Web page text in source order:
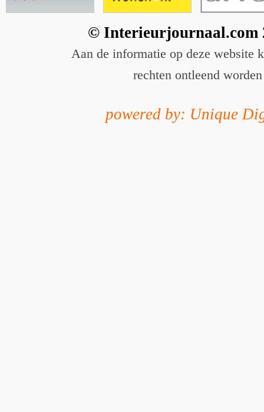
© Interieurjournaal.com
Aan de informatie op deze website
rechten ontleend worden
powered by: Unique